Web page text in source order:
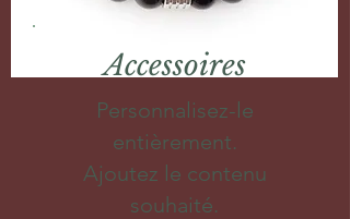
Accessoires
Personnalisez-le
entièrement.
Ajoutez le contenu
souhaité.